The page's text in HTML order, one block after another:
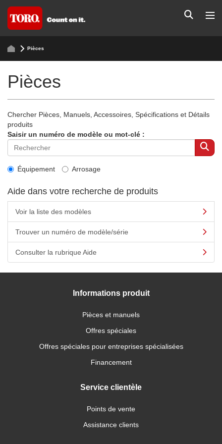
Pièces
Pièces
Chercher Pièces, Manuels, Accessoires, Spécifications et Détails
produits
Saisir un numéro de modèle ou mot-clé :
Équipement Arrosage
Aide dans votre recherche de produits
Voir la liste des modèles
Trouver un numéro de modèle/série
Consulter la rubrique Aide
Informations produit
Pièces et manuels
Offres spéciales
Offres spéciales pour entreprises spécialisées
Financement
Service clientèle
Points de vente
Assistance clients